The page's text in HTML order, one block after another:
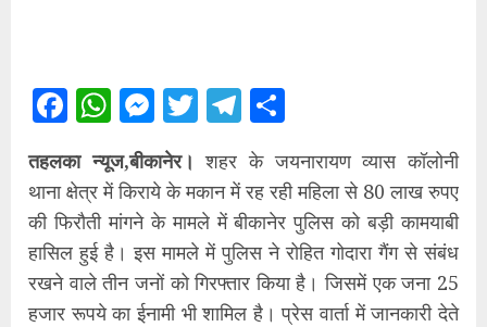
Facebook
WhatsApp
Messenger
TwitterTelegram
तहलका न्यूज,बीकानेर। शहर के जयनारायण व्यास कॉलोनी
थाना क्षेत्र में किराये के मकान में रह रही महिला से 80 लाख रुपए
की फिरौती मांगने के मामले में बीकानेर पुलिस को बड़ी कामयाबी
हासिल हुई है। इस मामले में पुलिस ने रोहित गोदारा गैंग से संबंध
रखने वाले तीन जनों को गिरफ्तार किया है। जिसमें एक जना 25
हजार रूपये का ईनामी भी शामिल है। प्रेस वार्ता में जानकारी देते